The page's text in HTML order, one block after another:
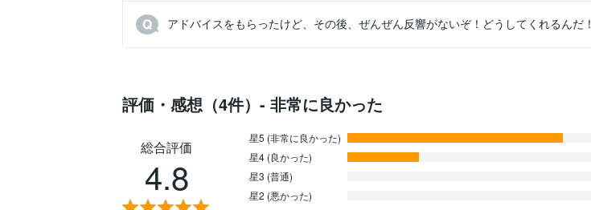
アドバイスをもらったけど、その後、ぜんぜん反響がないぞ！どうしてくれるんだ！
評価・感想（4件）- 非常に良かった
総合評価
4.8
星5 (非常に良かった)
星4 (良かった)
星3 (普通)
星2 (悪かった)